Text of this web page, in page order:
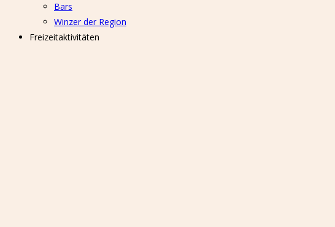
Bars
Winzer der Region
Freizeitaktivitäten